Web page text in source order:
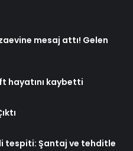
mesaj attı! Gelen
hayatını kaybetti
tespiti: Şantaj ve tehditle